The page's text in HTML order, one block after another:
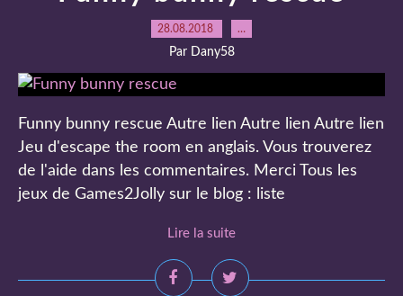
28.08.2018 …
Par Dany58
Funny bunny rescue Autre lien Autre lien Autre lien
Jeu d'escape the room en anglais. Vous trouverez
de l'aide dans les commentaires. Merci Tous les
jeux de Games2Jolly sur le blog : liste
Lire la suite